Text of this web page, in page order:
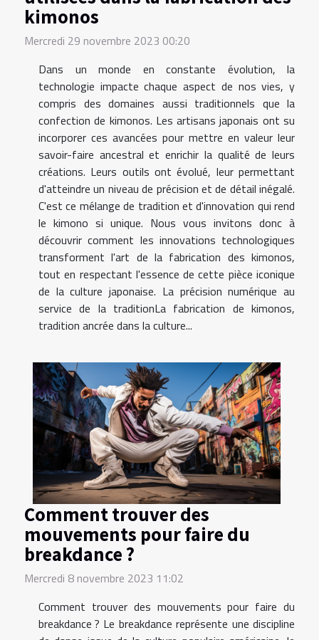
kimonos
Mercredi 29 novembre 2023 00:20
Dans un monde en constante évolution, la
technologie impacte chaque aspect de nos vies, y
compris des domaines aussi traditionnels que la
confection de kimonos. Les artisans japonais ont su
incorporer ces avancées pour mettre en valeur leur
savoir-faire ancestral et enrichir la qualité de leurs
créations. Leurs outils ont évolué, leur permettant
d'atteindre un niveau de précision et de détail inégalé.
C'est ce mélange de tradition et d'innovation qui rend
le kimono si unique. Nous vous invitons donc à
découvrir comment les innovations technologiques
transforment l'art de la fabrication des kimonos,
tout en respectant l'essence de cette pièce iconique
de la culture japonaise. La précision numérique au
service de la traditionLa fabrication de kimonos,
tradition ancrée dans la culture...
Comment trouver des
mouvements pour faire du
breakdance ?
Mercredi 8 novembre 2023 11:02
Comment trouver des mouvements pour faire du
breakdance ? Le breakdance représente une discipline